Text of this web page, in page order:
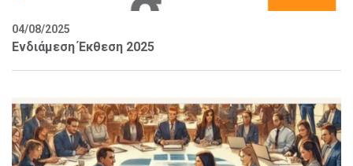
04/08/2025
Ενδιάμεση Έκθεση 2025